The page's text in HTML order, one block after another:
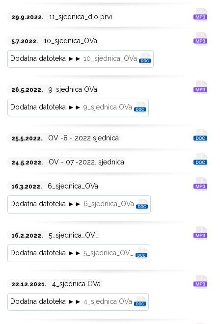
29.9.2022. 11_sjednica_dio prvi
5.7.2022. 10_sjednica_OVa
Dodatna datoteka ►► 10_sjednica_OVa
26.5.2022. 9_sjednica OVa
Dodatna datoteka ►► 9_sjednica OVa
25.5.2022. OV -8 - 2022 sjednica
24.5.2022. OV - 07 -2022. sjednica
16.3.2022. 6_sjednica_OVa
Dodatna datoteka ►► 6_sjednica_OVa
16.2.2022. 5_sjednica_OV_
Dodatna datoteka ►► 5_sjednica_OV_
22.12.2021. 4_sjednica OVa
Dodatna datoteka ►► 4_sjednica OVa